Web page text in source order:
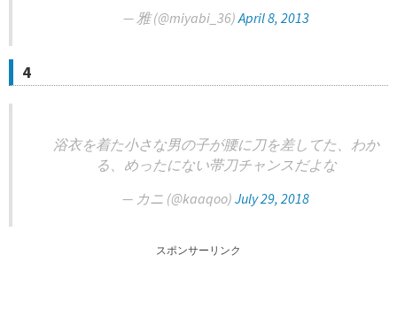
— 雅 (@miyabi_36)April 8, 2013
4
浴衣を着た小さな男の子が腰に刀を差してた、わか
る、めったにない帯刀チャンスだよな
— カニ (@kaaqoo) July 29, 2018
スポンサーリンク